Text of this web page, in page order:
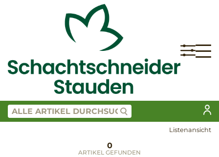
Listenansicht
0
ARTIKEL GEFUNDEN